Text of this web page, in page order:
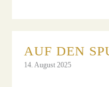
AUF DEN
14. August 2025